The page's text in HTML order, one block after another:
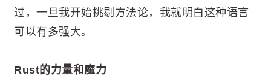
过，一旦我开始挑剔方法论，我就明白这种语言
可以有多强大。
Rust的力量和魔力